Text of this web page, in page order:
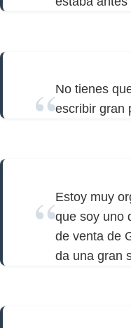
No tienes
escribir gran
Estoy muy
que soy uno
de venta de
da una gran